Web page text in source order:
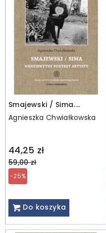
Smajewski / Sima.
Nieuchwytny portret
artysty
Agnieszka Chwiałkowska
44,25 zł
Regular
price
59,00 zł
-25%
Do koszyka